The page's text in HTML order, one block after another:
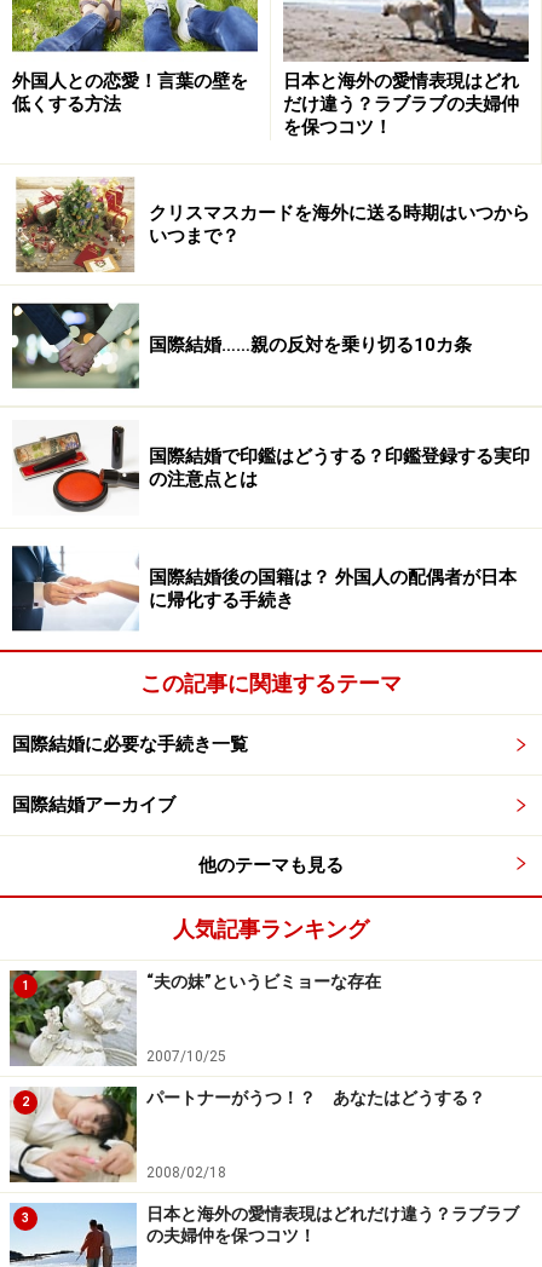
外国人との恋愛！言葉の壁を
低くする方法
日本と海外の愛情表現はどれ
だけ違う？ラブラブの夫婦仲
を保つコツ！
クリスマスカードを海外に送る時期はいつから
いつまで？
国際結婚……親の反対を乗り切る10カ条
国際結婚で印鑑はどうする？印鑑登録する実印
の注意点とは
国際結婚後の国籍は？ 外国人の配偶者が日本
に帰化する手続き
この記事に関連するテーマ
国際結婚に必要な手続き一覧
国際結婚アーカイブ
他のテーマも見る
人気記事ランキング
1 “夫の妹”というビミョーな存在
2007/10/25
2 パートナーがうつ！？ あなたはどうする？
2008/02/18
3
日本と海外の愛情表現はどれだけ違う？ラブラブ
の夫婦仲を保つコツ！